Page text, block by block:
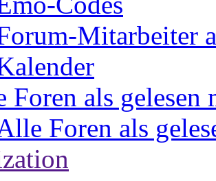
Mitarbeiter
Foren als gelesen
Foren als